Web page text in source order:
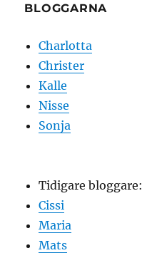
BLOGGARNA
Charlotta
Christer
Kalle
Nisse
Sonja
Tidigare bloggare:
Cissi
Maria
Mats